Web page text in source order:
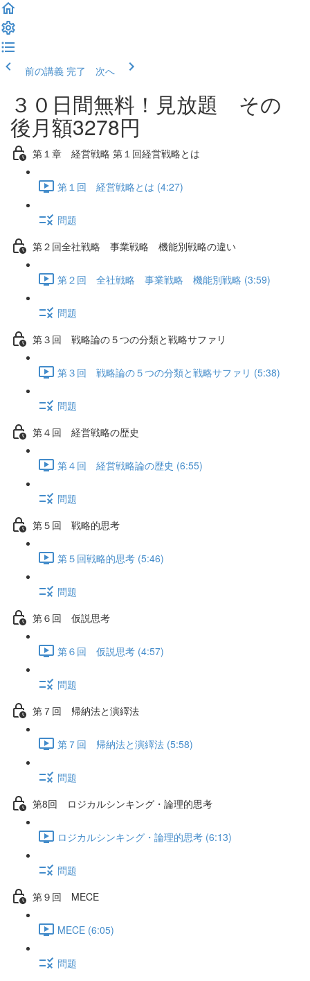
前の講義 完了 次へ
３０日間無料！見放題 その
後月額3278円
第１章 経営戦略 第１回経営戦略とは
第１回 経営戦略とは (4:27)
問題
第２回全社戦略 事業戦略 機能別戦略の違い
第２回 全社戦略 事業戦略 機能別戦略 (3:59)
問題
第３回 戦略論の５つの分類と戦略サファリ
第３回 戦略論の５つの分類と戦略サファリ (5:38)
問題
第４回 経営戦略の歴史
第４回 経営戦略論の歴史 (6:55)
問題
第５回 戦略的思考
第５回戦略的思考 (5:46)
問題
第６回 仮説思考
第６回 仮説思考 (4:57)
問題
第７回 帰納法と演繹法
第７回 帰納法と演繹法 (5:58)
問題
第8回 ロジカルシンキング・論理的思考
ロジカルシンキング・論理的思考 (6:13)
問題
第９回 MECE
MECE (6:05)
問題